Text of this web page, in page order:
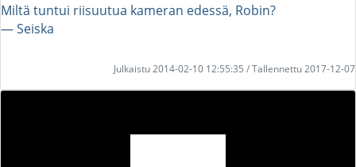
Miltä tuntui riisuutua kameran edessä, Robin?
― Seiska
Julkaistu 2014-02-10 12:55:35 / Tallennettu 2017-12-07